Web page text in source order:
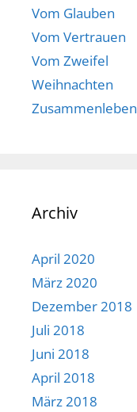
Vom Glauben
Vom Vertrauen
Vom Zweifel
Weihnachten
Zusammenleben
Archiv
April 2020
März 2020
Dezember 2018
Juli 2018
Juni 2018
April 2018
März 2018